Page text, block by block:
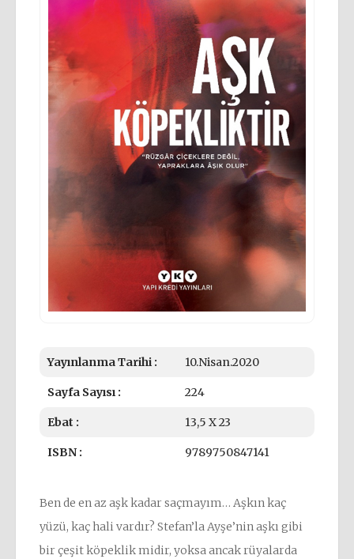
Yayınlanma Tarihi : 10.Nisan.2020
Sayfa Sayısı : 224
Ebat : 13,5 X 23
ISBN : 9789750847141
Ben de en az aşk kadar saçmayım… Aşkın kaç
yüzü, kaç hali vardır? Stefan’la Ayşe’nin aşkı gibi
bir çeşit köpeklik midir, yoksa ancak rüyalarda